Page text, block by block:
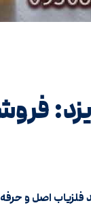
یزد:
فلزیاب اصل و